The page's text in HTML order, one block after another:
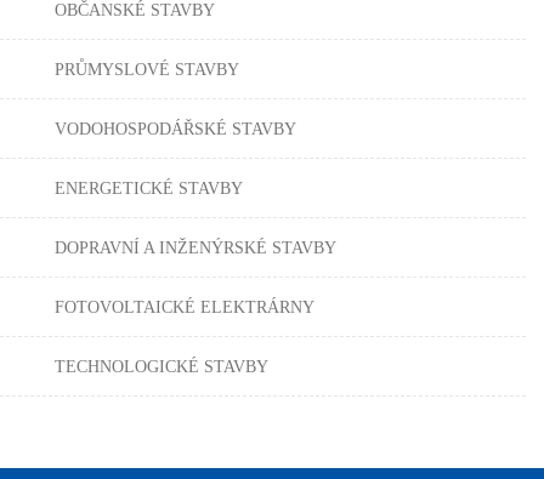
OBČANSKÉ STAVBY
PRŮMYSLOVÉ STAVBY
VODOHOSPODÁŘSKÉ STAVBY
ENERGETICKÉ STAVBY
DOPRAVNÍ A INŽENÝRSKÉ STAVBY
FOTOVOLTAICKÉ ELEKTRÁRNY
TECHNOLOGICKÉ STAVBY